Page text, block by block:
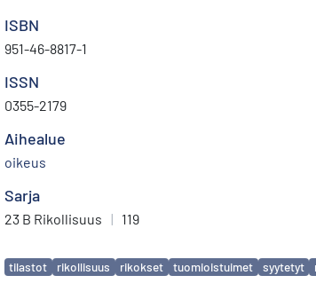
ISBN
951-46-8817-1
ISSN
0355-2179
Aihealue
oikeus
Sarja
23 B Rikollisuus | 119
Avainsanat
tilastot rikollisuus rikokset tuomioistuimet syytetyt